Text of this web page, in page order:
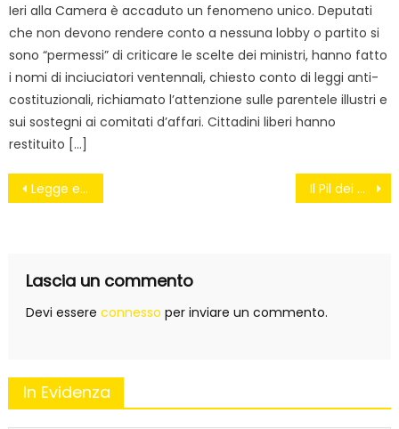
Ieri alla Camera è accaduto un fenomeno unico. Deputati
che non devono rendere conto a nessuna lobby o partito si
sono “permessi” di criticare le scelte dei ministri, hanno fatto
i nomi di inciuciatori ventennali, chiesto conto di leggi anti-
costituzionali, richiamato l’attenzione sulle parentele illustri e
sui sostegni ai comitati d’affari. Cittadini liberi hanno
restituito […]
Navigazione
Legge elettorale, il triste masochismo del Pd renziano Il Pil dei cacciabombardieri
Lascia un commento
Devi essere connesso per inviare un commento.
In Evidenza